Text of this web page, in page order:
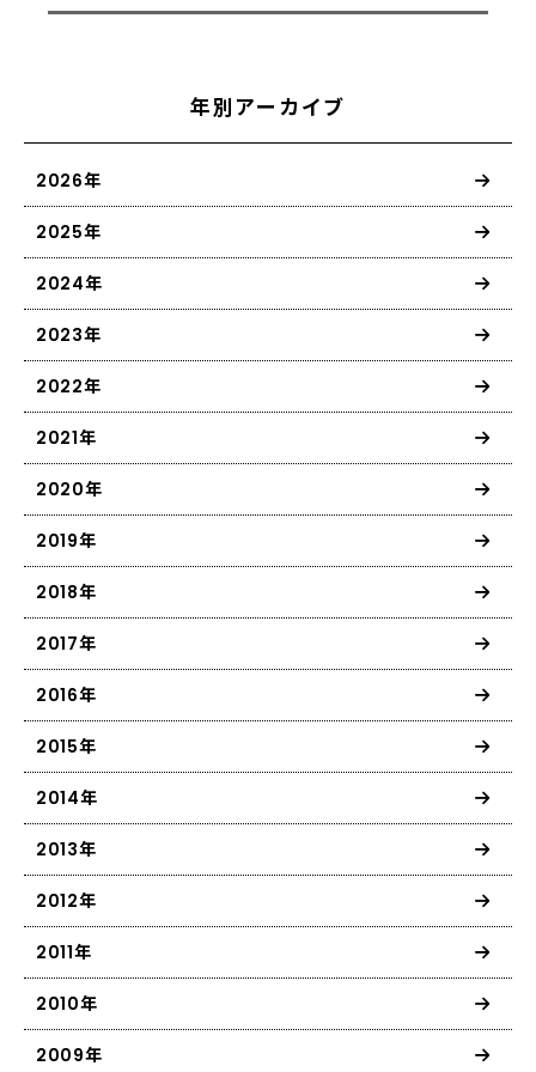
年別アーカイブ
2026年
2025年
2024年
2023年
2022年
2021年
2020年
2019年
2018年
2017年
2016年
2015年
2014年
2013年
2012年
2011年
2010年
2009年